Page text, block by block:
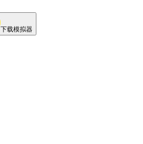
下载模拟器